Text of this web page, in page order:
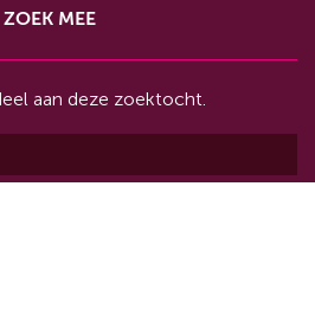
ZOEK MEE
aan deze zoektocht.